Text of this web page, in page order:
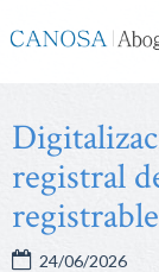
Canosa
registral
24/06/2026